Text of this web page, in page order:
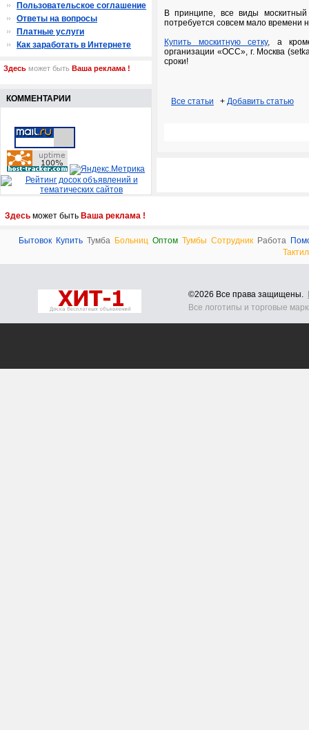
В принципе, все виды
потребуется совсем мало времени
Купить москитную сетку, а
организации «ОСС», г. Москва
сроки!
Все статьи + Добавить статью
Пользовательское соглашение
Ответы на вопросы
Платные услуги
Как заработать в Интернете
Здесь может быть Ваша реклама !
КОММЕНТАРИИ
Здесь может быть Ваша реклама !
Бытовок Купить Тумба Больниц Оптом Тумбы Сотрудник Работа
©2026 Все права защищены.
Все логотипы и торговые